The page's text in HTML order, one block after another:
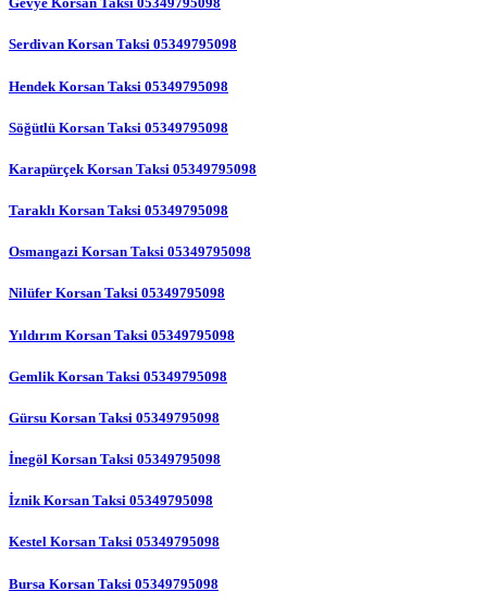
Serdivan Korsan Taksi 05349795098
Hendek Korsan Taksi 05349795098
Söğütlü Korsan Taksi 05349795098
Karapürçek Korsan Taksi 05349795098
Taraklı Korsan Taksi 05349795098
Osmangazi Korsan Taksi 05349795098
Nilüfer Korsan Taksi 05349795098
Yıldırım Korsan Taksi 05349795098
Gemlik Korsan Taksi 05349795098
Gürsu Korsan Taksi 05349795098
İnegöl Korsan Taksi 05349795098
İznik Korsan Taksi 05349795098
Kestel Korsan Taksi 05349795098
Bursa Korsan Taksi 05349795098